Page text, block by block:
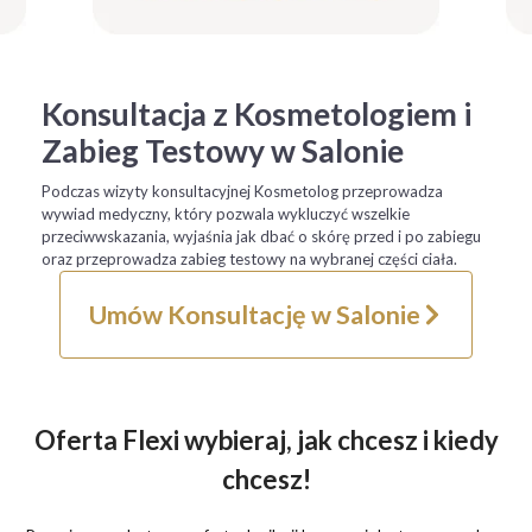
Konsultacja z Kosmetologiem i
Zabieg Testowy w Salonie
Podczas wizyty konsultacyjnej Kosmetolog przeprowadza
wywiad medyczny, który pozwala wykluczyć wszelkie
przeciwwskazania, wyjaśnia jak dbać o skórę przed i po zabiegu
oraz przeprowadza zabieg testowy na wybranej części ciała.
Umów Konsultację w Salonie
Oferta Flexi wybieraj, jak chcesz i kiedy
chcesz!